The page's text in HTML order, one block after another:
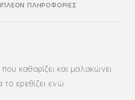
ΠΛΗΡΟΦΟΡΊΕΣ
καθαρίζει και μαλακώνει
ερεθίζει ενώ